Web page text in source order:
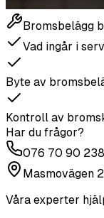
Bromsbelägg
Vad ingår i
Byte av
Kontroll av
Har du frågor?
076 70 90 238
Masmovägen
Våra experter